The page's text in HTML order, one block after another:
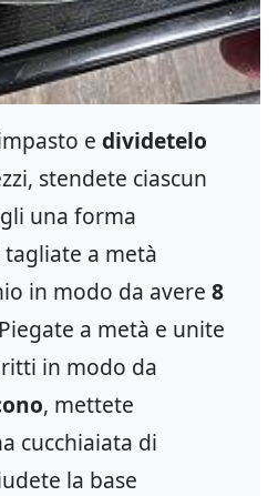
e dividetelo
stendete ciascun
una forma
a metà
in modo da avere 8
a metà e unite
in modo da
, mettete
cucchiaiata di
la base